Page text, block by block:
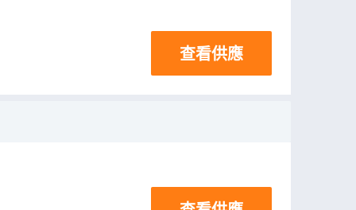
查看供應